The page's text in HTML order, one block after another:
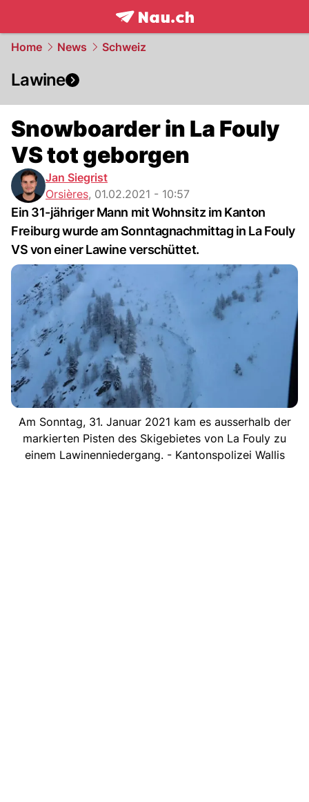
frontpage.NAU.ch
Home News Schweiz
Lawine
Snowboarder in La Fouly
VS tot geborgen
Jan Siegrist
Orsières, 01.02.2021 - 10:57
Ein 31-jähriger Mann mit Wohnsitz im Kanton
Freiburg wurde am Sonntagnachmittag in La Fouly
VS von einer Lawine verschüttet.
Am Sonntag, 31. Januar 2021 kam es ausserhalb der
markierten Pisten des Skigebietes von La Fouly zu
einem Lawinenniedergang. - Kantonspolizei Wallis